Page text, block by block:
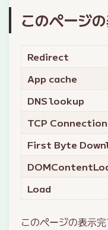
このページ
Redirect
App cache
DNS lookup
TCP Connection
First Byte
Load
このページの表示